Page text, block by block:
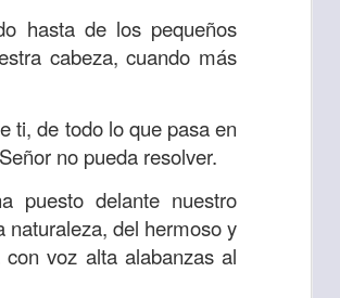
hasta de los pequeños
cabeza, cuando más
ti, de todo lo que pasa en
no pueda resolver.
puesto delante nuestro
naturaleza, del hermoso y
voz alta alabanzas al
también significa que
en los corazones de
es una decisión de
el corazón de los
revive el propósito de
vivir unidos en familia